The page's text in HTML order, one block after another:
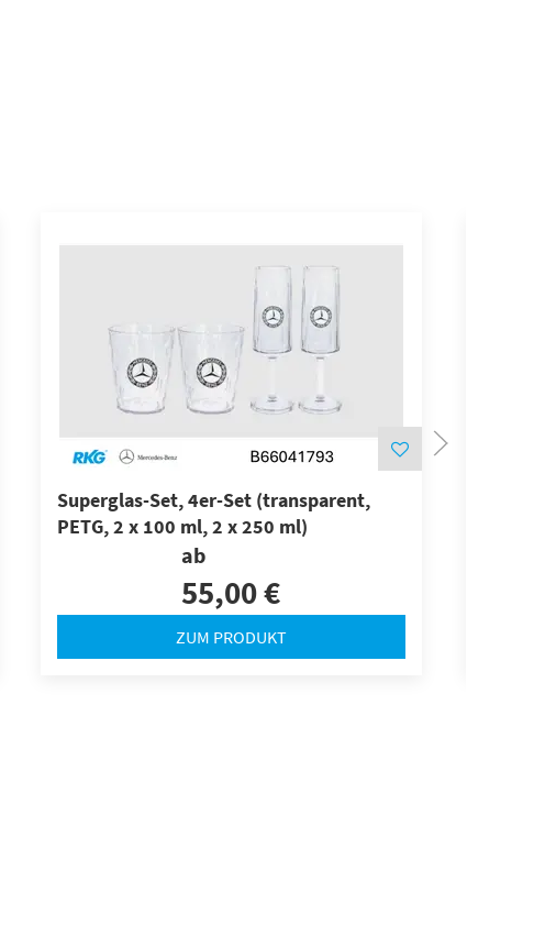
Superglas-Set, 4er-Set (transparent,
PETG, 2 x 100 ml, 2 x 250 ml)
ab
55,00 €
ZUM PRODUKT